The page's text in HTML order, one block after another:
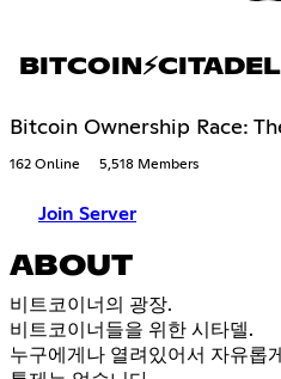
BITCOIN⚡CITADEL
Bitcoin Ownership Race:
162 Online 5,518 Members
Join Server
ABOUT
비트코이너의 광장.
비트코이너들을 위한 시타델.
누구에게나 열려있어서 자유롭